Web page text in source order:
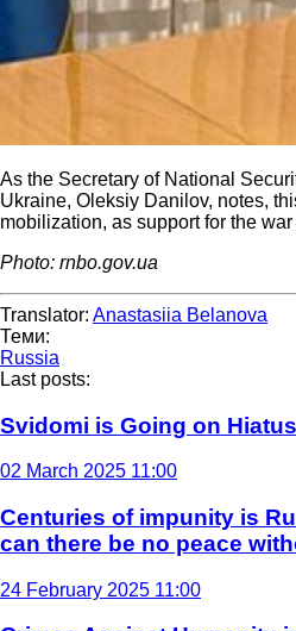
As the Secretary of National
Ukraine, Oleksiy Danilov, notes,
mobilization, as support for the
Photo: rnbo.gov.ua
Translator: Anastasiia Belanova
Теми:
Russia
Last posts:
Svidomi is Going on Hiatus
02 March 2025 11:00
Centuries of impunity is
can there be no peace
24 February 2025 11:00